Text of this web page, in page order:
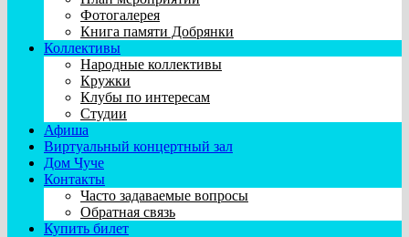
Фотогалерея
Книга памяти Добрянки
Коллективы
Народные коллективы
Кружки
Клубы по интересам
Студии
Афиша
Виртуальный концертный зал
Дом Чуче
Контакты
Часто задаваемые вопросы
Обратная связь
Купить билет